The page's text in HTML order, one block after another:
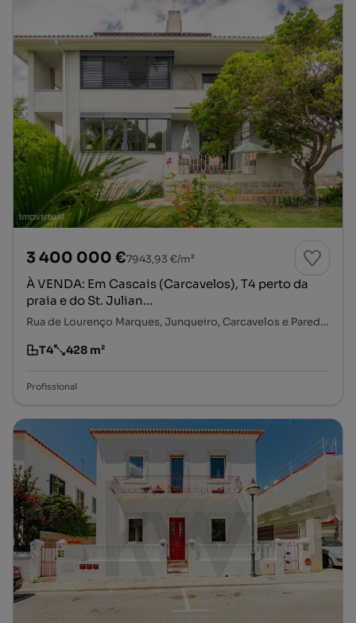
3 400 000 €7943,93 €/m²
À VENDA: Em Cascais (Carcavelos), T4 perto da
praia e do St. Julian...
Rua de Lourenço Marques, Junqueiro, Carcavelos e Parede, Cascais, Lisboa
Tipologia
T4
Preço por metro quadrado
428 m²
Profissional